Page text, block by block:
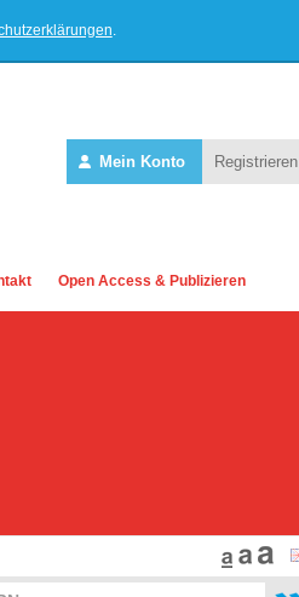
.
Mein Konto Registrieren
Open Access & Publizieren